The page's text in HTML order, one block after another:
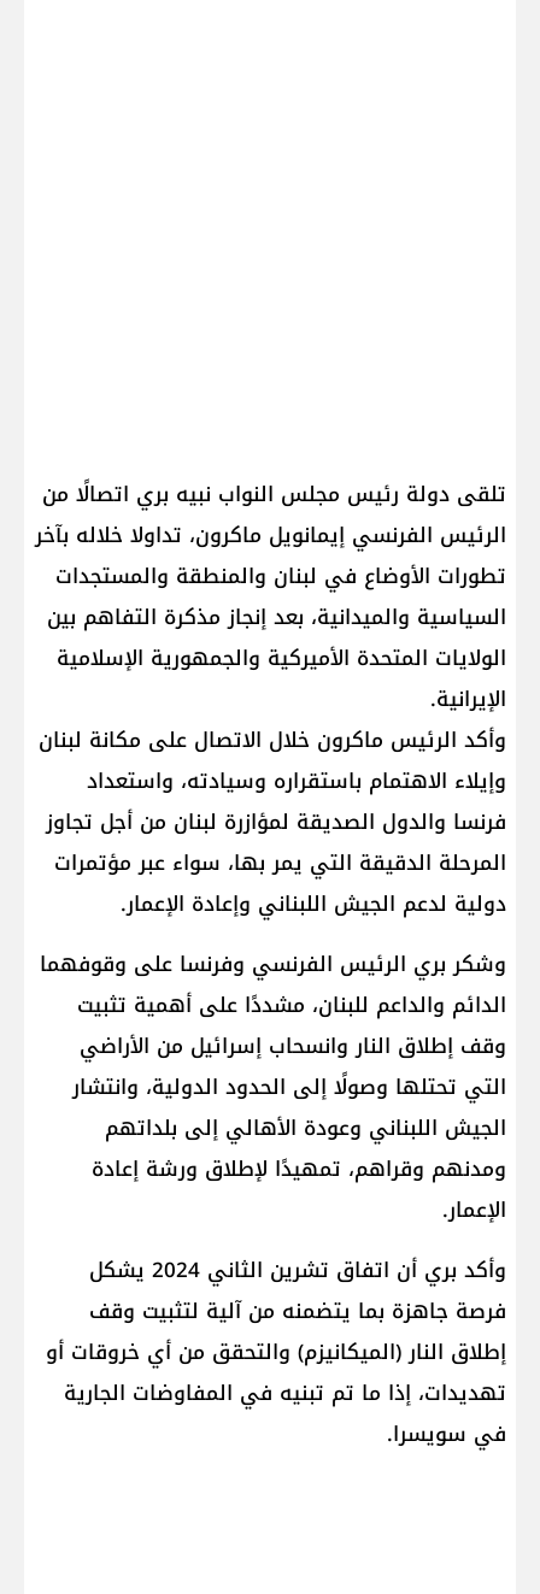
تلقى دولة رئيس مجلس النواب ​نبيه بري​ اتصالًا من
الرئيس الفرنسي ​إيمانويل ماكرون​، تداولا خلاله بآخر
تطورات الأوضاع في ​لبنان​ والمنطقة والمستجدات
السياسية والميدانية، بعد إنجاز مذكرة التفاهم بين
الولايات المتحدة الأميركية والجمهورية الإسلامية
الإيرانية.
وأكد الرئيس ماكرون خلال الاتصال على مكانة لبنان
وإيلاء الاهتمام باستقراره وسيادته، واستعداد
فرنسا والدول الصديقة لمؤازرة لبنان من أجل تجاوز
المرحلة الدقيقة التي يمر بها، سواء عبر مؤتمرات
دولية لدعم الجيش اللبناني وإعادة الإعمار.
وشكر بري الرئيس الفرنسي وفرنسا على وقوفهما
الدائم والداعم للبنان، مشددًا على أهمية تثبيت
وقف إطلاق النار وانسحاب إسرائيل من الأراضي
التي تحتلها وصولًا إلى الحدود الدولية، وانتشار
الجيش اللبناني وعودة الأهالي إلى بلداتهم
ومدنهم وقراهم، تمهيدًا لإطلاق ورشة إعادة
الإعمار.
وأكد بري أن اتفاق تشرين الثاني 2024 يشكل
فرصة جاهزة بما يتضمنه من آلية لتثبيت وقف
إطلاق النار (الميكانيزم) والتحقق من أي خروقات أو
تهديدات، إذا ما تم تبنيه في المفاوضات الجارية
في سويسرا.